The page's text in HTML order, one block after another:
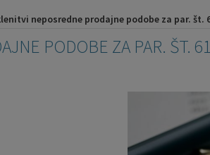
neposredne prodajne podobe za par. št.
PODOBE ZA PAR. ŠT.